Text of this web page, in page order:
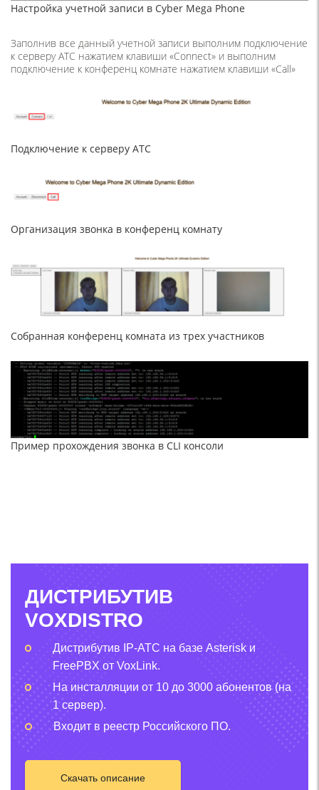
Настройка учетной записи в Cyber Mega Phone
Заполнив все данный учетной записи выполним подключение
к серверу АТС нажатием клавиши «Connect» и выполним
подключение к конференц комнате нажатием клавиши «Call»
Подключение к серверу АТС
Организация звонка в конференц комнату
Собранная конференц комната из трех участников
Пример прохождения звонка в CLI консоли
ДИСТРИБУТИВ
VOXDISTRO
Дистрибутив IP-АТС на базе Asterisk и
FreePBX от VoxLink.
На инсталляции от 10 до 3000 абонентов (на
1 сервер).
Входит в реестр Российского ПО.
Скачать описание